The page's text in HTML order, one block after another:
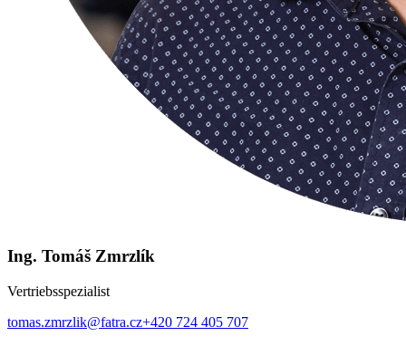
Ing. Tomáš Zmrzlík
Vertriebsspezialist
tomas.zmrzlik@fatra.cz+420 724 405 707